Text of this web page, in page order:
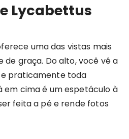
Lycabettus
uma das vistas mais
de graça. Do alto, você vê a
e praticamente toda
em cima é um espetáculo à
feita a pé e rende fotos